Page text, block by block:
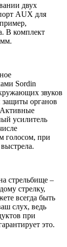
двух
AUX для
В комплект
Sordin
звуков
органов
Активные
усилитель
голосом, при
стрельбище –
стрелку,
всегда быть
слух, ведь
при
это.